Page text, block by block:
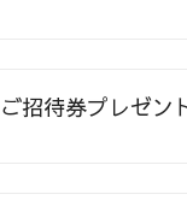
ご招待券プレゼン